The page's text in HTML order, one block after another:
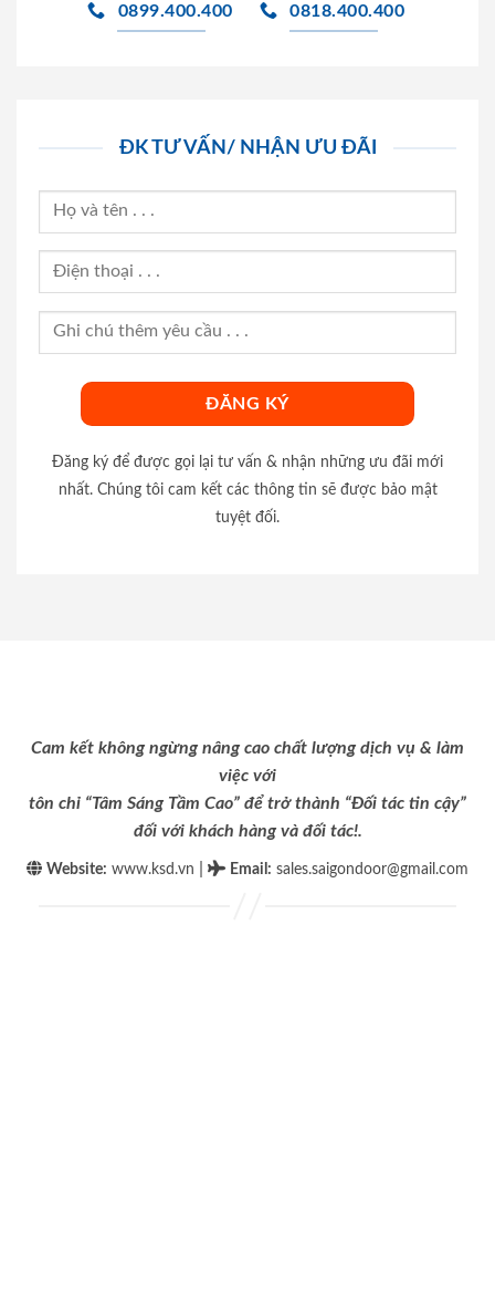
0899.400.400 0818.400.400
ĐK TƯ VẤN/ NHẬN ƯU ĐÃI
Đăng ký để được gọi lại tư vấn & nhận những ưu đãi mới
nhất. Chúng tôi cam kết các thông tin sẽ được bảo mật
tuyệt đối.
Cam kết không ngừng nâng cao chất lượng dịch vụ & làm
việc với
tôn chỉ “Tâm Sáng Tầm Cao” để trở thành “Đối tác tin cậy”
đối với khách hàng và đối tác!.
Website: www.ksd.vn Email : sales.saigondoor@gmail.com